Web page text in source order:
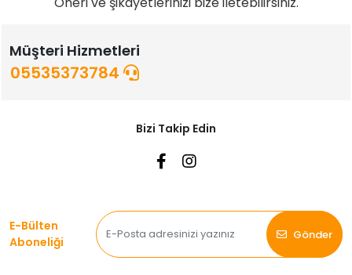
Müşteri Hizmetleri
05535373784
Bizi Takip Edin
E-Bülten
Aboneliği
Gönder